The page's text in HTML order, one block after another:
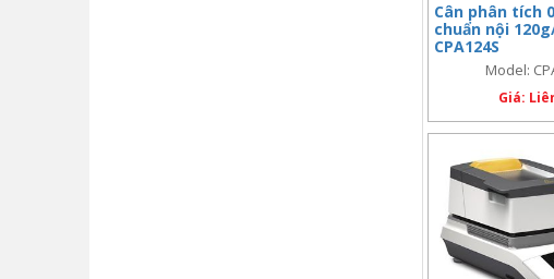
Cân phân tích
chuẩn nội
CPA124S
Model:
Giá: